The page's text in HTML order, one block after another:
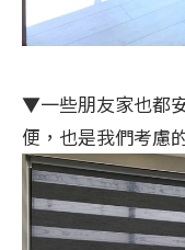
▼一些朋友家也都
便，也是我們考慮